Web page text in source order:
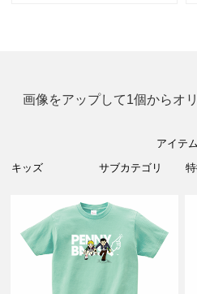
画像をアップして1個からオ
アイテ